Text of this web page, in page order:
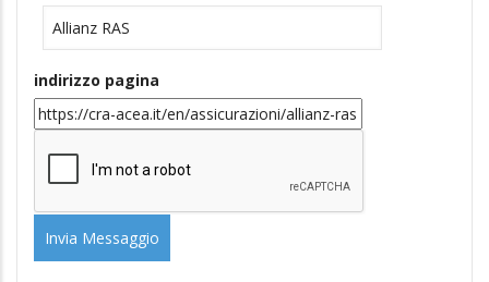
indirizzo pagina